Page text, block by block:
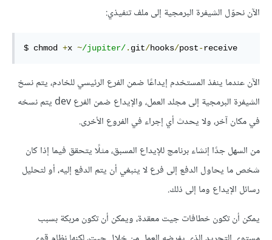
الآن نحوّل الشيفرة البرمجية إلى ملف تنفيذي:
$ chmod +x ~/jupiter/. git/hooks/post-receive
الآن عندما ينفذ المستخدم إيداعًا ضمن الفرع الرئيسي للخادم، يتم نسخ
الشيفرة البرمجية إلى مجلد العمل، والإيداع ضمن الفرع dev يتم نسخه
في مكان آخر، ولا يحدث أي إجراء في الفروع الأخرى.
من السهل جدًا إنشاء برنامج للإيداع المسبق، مثلًا يتحقق فيما إذا كان
شخص ما يحاول الدفع إلى فرع لا ينبغي أن يتم الدفع إليه، أو لتحليل
رسائل الإيداع وما إلى ذلك.
يمكن أن تكون خطافات جيت معقدة، ويمكن أن تكون مربكة بسبب